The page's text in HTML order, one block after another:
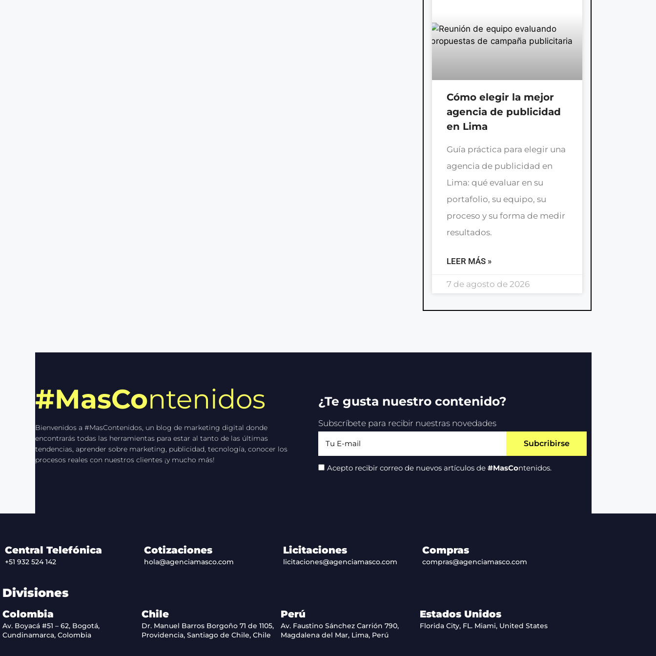
Cómo elegir la mejor
agencia de publicidad
en Lima
Guía práctica para elegir una
agencia de publicidad en
Lima: qué evaluar en su
portafolio, su equipo, su
proceso y su forma de medir
resultados.
LEER MÁS »
7 de agosto de 2026
#MasContenidos
Bienvenidos a #MasContenidos, un blog de marketing digital donde
encontrarás todas las herramientas para estar al tanto de las últimas
tendencias, aprender sobre marketing, publicidad, tecnología, conocer los
procesos reales con nuestros clientes ¡y mucho más!
¿Te gusta nuestro contenido?
Subscríbete para recibir nuestras novedades
Acepto recibir correo de nuevos artículos de #MasContenidos.
Subcribirse
Central Telefónica
+51 932 524 142
Cotizaciones
hola@agenciamasco.com
Licitaciones
licitaciones@agenciamasco.com
Compras
compras@agenciamasco.com
Divisiones
Colombia
Av. Boyacá #51 – 62, Bogotá,
Cundinamarca, Colombia
Chile
Dr. Manuel Barros Borgoño 71 de 1105,
Providencia, Santiago de Chile, Chile
Perú
Av. Faustino Sánchez Carrión 790,
Magdalena del Mar, Lima, Perú
Estados Unidos
Florida City, FL. Miami, United States